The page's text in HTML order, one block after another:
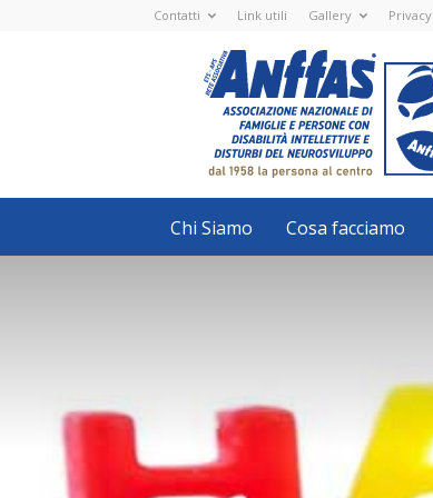
Contatti Link utili Gallery Privacy
Nazionale
ETS
-
APS
Associazione
Nazionale
di
Famiglie
e
con
disabilità
intellettive
Chi Siamo Cosa facciamo